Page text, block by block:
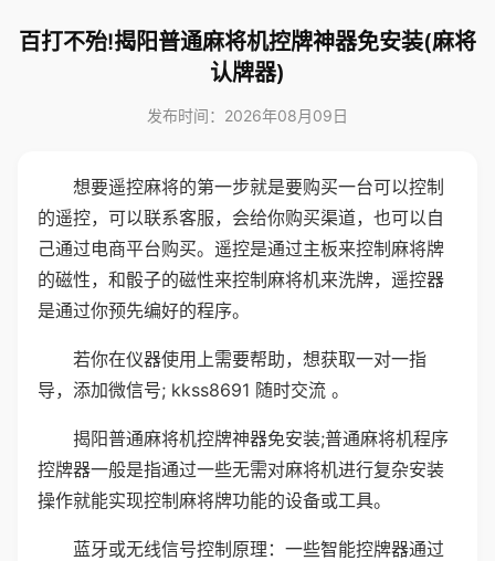
百打不殆!揭阳普通麻将机控牌神器免安装(麻将
认牌器)
发布时间：2026年08月09日
想要遥控麻将的第一步就是要购买一台可以控制
的遥控，可以联系客服，会给你购买渠道，也可以自
己通过电商平台购买。遥控是通过主板来控制麻将牌
的磁性，和骰子的磁性来控制麻将机来洗牌，遥控器
是通过你预先编好的程序。
若你在仪器使用上需要帮助，想获取一对一指
导，添加微信号; kkss8691 随时交流 。
揭阳普通麻将机控牌神器免安装;普通麻将机程序
控牌器一般是指通过一些无需对麻将机进行复杂安装
操作就能实现控制麻将牌功能的设备或工具。
蓝牙或无线信号控制原理：一些智能控牌器通过